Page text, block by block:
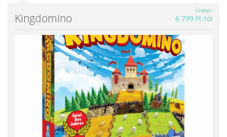
Kingdomino
Üzletek
6 799 Ft-tól